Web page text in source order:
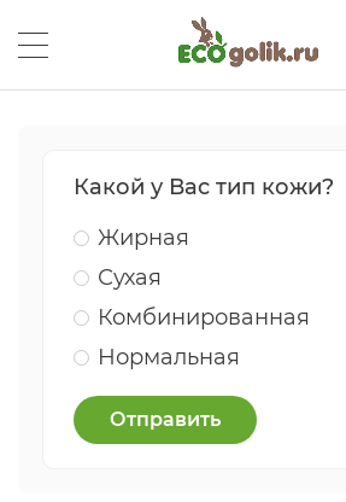
Какой у Вас тип кожи?
Жирная
Сухая
Комбинированная
Нормальная
Отправить